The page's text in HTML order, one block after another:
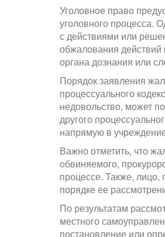
Уголовное право
уголовного процесса.
с действиями или
обжалования
органа дознания или
Порядок заявления
процессуального
недовольство, может
другого
напрямую в
Важно отметить, что
обвиняемого,
процессе. Также,
порядке ее
По результатам
местного
постановление или